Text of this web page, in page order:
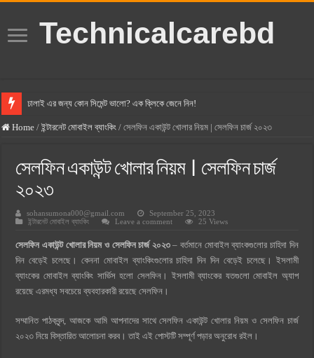
Technicalcarebd
ঢালাই এর জন্য কোন সিমেন্ট ভালো? এক ক্লিকে জেনে নিন!
বসুন্ধরা সিমেন্ট এর দাম ২০২৫
হোলসিম সিমেন্ট দাম ২০২৫
সুপারক্রিট সিমেন্ট দাম ২০২৫
জুডিশিয়াল ম্যাজিস্ট্রেট কি? জুডিশিয়াল ম্যাজিস্ট্রেট এর সুযোগ সুবিধা
ওয়ালটন মোবাইল কিস্তিতে কেনার নিয়ম ২০২৫
ওয়ালটন টিভি কিস্তিতে কেনার নিয়ম ২০২৫
গ্রামে লাভজনক ব্যবসা ২০২৫ ও গ্রামের বাজারে ব্যবসার আইডিয়া
Home / ইন্টারনেট মোবাইল ব্যাংকিং / সেলফিন একাউন্ট খোলার নিয়ম | সেলফিন চার্জ ২০২৩
সেলফিন একাউন্ট খোলার নিয়ম | সেলফিন চার্জ
২০২৩
sohansumona000@gmail.com
September 25, 2023
ইন্টারনেট মোবাইল ব্যাংকিং
Leave a comment 25 Views
সেলফিন একাউন্ট খোলার নিয়ম ও সেলফিন চার্জ ২০২৩– বর্তমানে মোবাইল ব্যাংকগুলোর চাহিদা দিন
দিন বেড়েই চলেছে। কেননা মোবাইল ব্যাংকিংগুলোর চাহিদা দিন দিন বেড়েই চলেছে। ইসলামী
ব্যাংকের মোবাইল ব্যাংকিং সার্ভিস হলো সেলফিন। ইসলামী ব্যাংকের যতগুলো মোবাইল অ্যাপ
রয়েছে এরমধ্য সবচেয়ে ব্যবহারকারী রয়েছে সেলফিন।
সম্মানিত পাঠকবৃন্দ, আজকে আমি আপনাদের সাথে সেলফিন একাউন্ট খোলার নিয়ম ও সেলফিন চার্জ
২০২৩ নিয়ে বিস্তারিত আলোচনা করব। তাই এই পোস্টটি সম্পূর্ণ পড়ার অনুরোধ রইল।